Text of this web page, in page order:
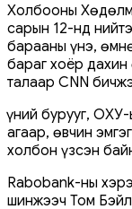
Холбооны
сарын 12-нд
барааны үнэ,
бараг хоёр
талаар CNN
Үүний бурууг,
агаар, өвчин
холбон үзсэн
Rabobank-ны
шинжээч Том